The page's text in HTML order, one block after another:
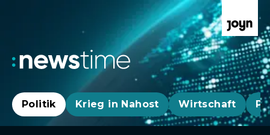
Politik Krieg in Nahost Wirtschaft